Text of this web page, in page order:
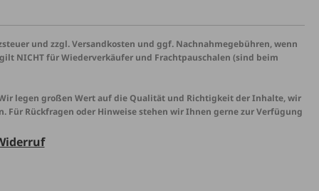
und zzgl. Versandkosten und ggf. Nachnahmegebühren, wenn
NICHT für Wiederverkäufer und Frachtpauschalen (sind beim
legen großen Wert auf die Qualität und Richtigkeit der Inhalte, wir
Rückfragen oder Hinweise stehen wir Ihnen gerne zur Verfügung